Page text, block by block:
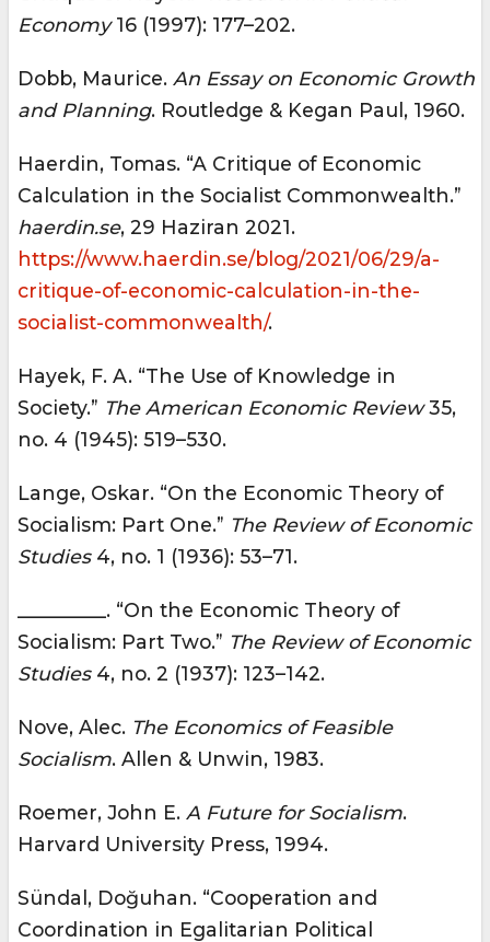
Economy16 (1997): 177–202.
Dobb, Maurice. An Essay on Economic Growth
and Planning. Routledge & Kegan Paul, 1960.
Haerdin, Tomas. “A Critique of Economic
Calculation in the Socialist Commonwealth.”
haerdin.se, 29 Haziran 2021.
https://www.haerdin.se/blog/2021/06/29/a-
critique-of-economic-calculation-in-the-
socialist-commonwealth/.
Hayek, F. A. “The Use of Knowledge in
Society.” The American Economic Review35,
no. 4 (1945): 519–530.
Lange, Oskar. “On the Economic Theory of
Socialism: Part One.” The Review of Economic
Studies4, no. 1 (1936): 53–71.
_________. “On the Economic Theory of
Socialism: Part Two.” The Review of Economic
Studies4, no. 2 (1937): 123–142.
Nove, Alec. The Economics of Feasible
Socialism. Allen & Unwin, 1983.
Roemer, John E. A Future for Socialism.
Harvard University Press, 1994.
Sündal, Doğuhan. “Cooperation and
Coordination in Egalitarian Political